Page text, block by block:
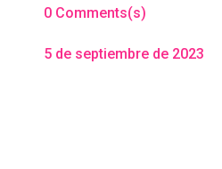
0 Comments(s)
5 de septiembre de 2023